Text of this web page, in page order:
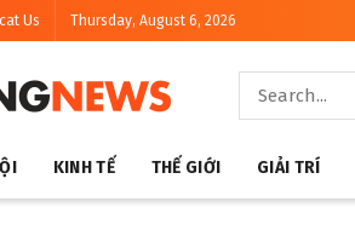
Us Thursday, August 6, 2026
KINH TẾ THẾ GIỚI GIẢI TRÍ